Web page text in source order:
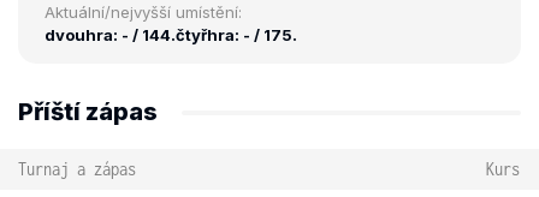
Aktuální/nejvyšší umístění:
dvouhra: - / 144.čtyřhra: - / 175.
Příští zápas
Turnaj a zápas Kurs